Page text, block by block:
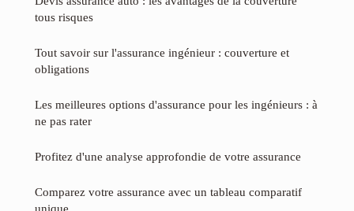
tous risques
Tout savoir sur l'assurance ingénieur : couverture et
obligations
Les meilleures options d'assurance pour les ingénieurs : à
ne pas rater
Profitez d'une analyse approfondie de votre assurance
Comparez votre assurance avec un tableau comparatif
unique